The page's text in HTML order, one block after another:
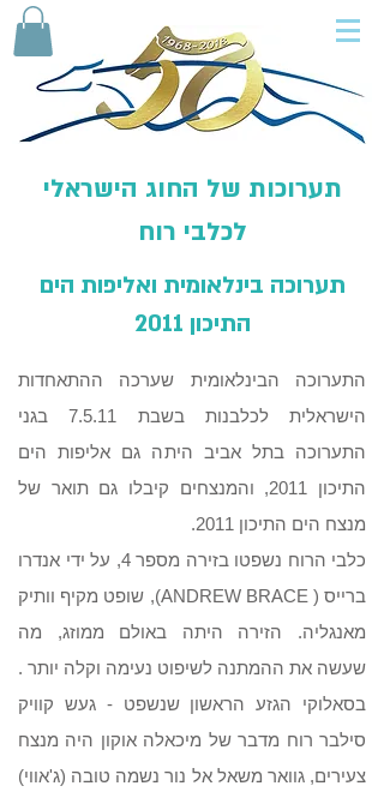
תערוכות של החוג הישראלי
לכלבי רוח
תערוכה בינלאומית ואליפות הים
התיכון 2011
התערוכה הבינלאומית שערכה ההתאחדות
הישראלית לכלבנות בשבת 7.5.11 בגני
התערוכה בתל אביב היתה גם אליפות הים
התיכון 2011, והמנצחים קיבלו גם תואר של
מנצח הים התיכון 2011.
כלבי הרוח נשפטו בזירה מספר 4, על ידי אנדרו
ברייס ( ANDREW BRACE), שופט מקיף וותיק
מאנגליה. הזירה היתה באולם ממוזג, מה
שעשה את ההמתנה לשיפוט נעימה וקלה יותר .
בסאלוקי הגזע הראשון שנשפט - געש קוויק
סילבר רוח מדבר של מיכאלה אוקון היה מנצח
צעירים, גוואר משאל אל נור נשמה טובה (ג'אווי)